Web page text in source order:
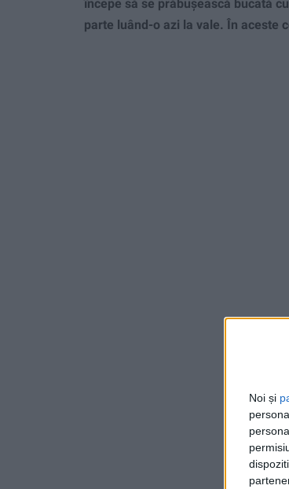
Noi și
începe să se prăbușească bucată
parte luând-o azi la vale. În aceste